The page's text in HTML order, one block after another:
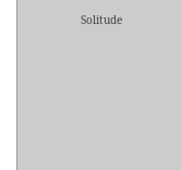
Solitude